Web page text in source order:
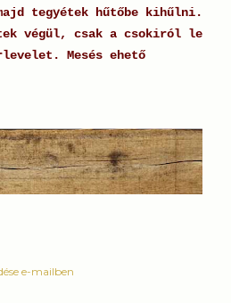
tegyétek hűtőbe kihűlni.
végül, csak a csokiról le
Mesés ehető
e-mailben